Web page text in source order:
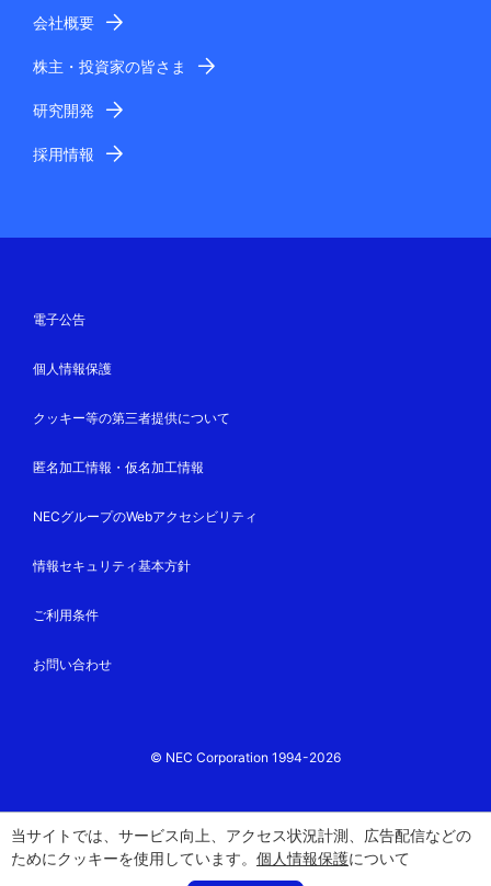
当サイトでは、サービス向上、アクセス状況計測、広告配信などの
ためにクッキーを使用しています。 個人情報保護について
会社概要
株主・投資家の皆さま
研究開発
採用情報
電子公告
個人情報保護
クッキー等の第三者提供について
匿名加工情報・仮名加工情報
NECグループのWebアクセシビリティ
情報セキュリティ基本方針
ご利用条件
お問い合わせ
© NEC Corporation 1994-2026